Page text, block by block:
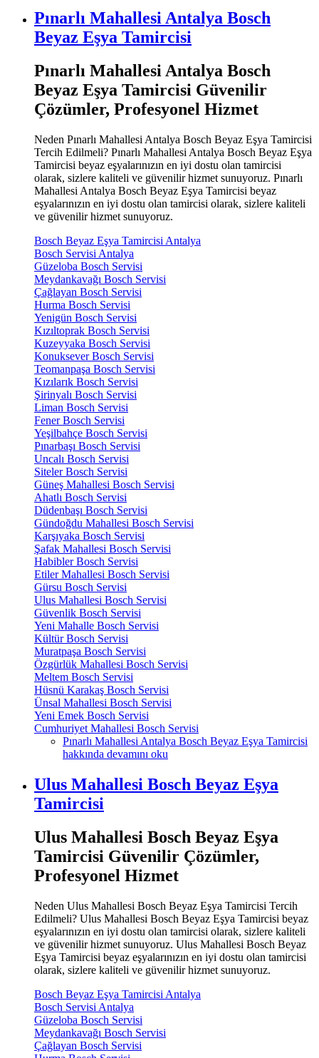
Pınarlı Mahallesi Antalya Bosch
Beyaz Eşya Tamircisi
Pınarlı Mahallesi Antalya Bosch
Beyaz Eşya Tamircisi Güvenilir
Çözümler, Profesyonel Hizmet
Neden Pınarlı Mahallesi Antalya Bosch Beyaz Eşya Tamircisi
Tercih Edilmeli? Pınarlı Mahallesi Antalya Bosch Beyaz Eşya
Tamircisi beyaz eşyalarınızın en iyi dostu olan tamircisi
olarak, sizlere kaliteli ve güvenilir hizmet sunuyoruz. Pınarlı
Mahallesi Antalya Bosch Beyaz Eşya Tamircisi beyaz
eşyalarınızın en iyi dostu olan tamircisi olarak, sizlere kaliteli
ve güvenilir hizmet sunuyoruz.
Bosch Beyaz Eşya Tamircisi Antalya
Bosch Servisi Antalya
Güzeloba Bosch Servisi
Meydankavağı Bosch Servisi
Çağlayan Bosch Servisi
Hurma Bosch Servisi
Yenigün Bosch Servisi
Kızıltoprak Bosch Servisi
Kuzeyyaka Bosch Servisi
Konuksever Bosch Servisi
Teomanpaşa Bosch Servisi
Kızılarık Bosch Servisi
Şirinyalı Bosch Servisi
Liman Bosch Servisi
Fener Bosch Servisi
Yeşilbahçe Bosch Servisi
Pınarbaşı Bosch Servisi
Uncalı Bosch Servisi
Siteler Bosch Servisi
Güneş Mahallesi Bosch Servisi
Ahatlı Bosch Servisi
Düdenbaşı Bosch Servisi
Gündoğdu Mahallesi Bosch Servisi
Karşıyaka Bosch Servisi
Şafak Mahallesi Bosch Servisi
Habibler Bosch Servisi
Etiler Mahallesi Bosch Servisi
Gürsu Bosch Servisi
Ulus Mahallesi Bosch Servisi
Güvenlik Bosch Servisi
Yeni Mahalle Bosch Servisi
Kültür Bosch Servisi
Muratpaşa Bosch Servisi
Özgürlük Mahallesi Bosch Servisi
Meltem Bosch Servisi
Hüsnü Karakaş Bosch Servisi
Ünsal Mahallesi Bosch Servisi
Yeni Emek Bosch Servisi
Cumhuriyet Mahallesi Bosch Servisi
Pınarlı Mahallesi Antalya Bosch Beyaz Eşya Tamircisi
hakkında devamını oku
Ulus Mahallesi Bosch Beyaz Eşya
Tamircisi
Ulus Mahallesi Bosch Beyaz Eşya
Tamircisi Güvenilir Çözümler,
Profesyonel Hizmet
Neden Ulus Mahallesi Bosch Beyaz Eşya Tamircisi Tercih
Edilmeli? Ulus Mahallesi Bosch Beyaz Eşya Tamircisi beyaz
eşyalarınızın en iyi dostu olan tamircisi olarak, sizlere kaliteli
ve güvenilir hizmet sunuyoruz. Ulus Mahallesi Bosch Beyaz
Eşya Tamircisi beyaz eşyalarınızın en iyi dostu olan tamircisi
olarak, sizlere kaliteli ve güvenilir hizmet sunuyoruz.
Bosch Beyaz Eşya Tamircisi Antalya
Bosch Servisi Antalya
Güzeloba Bosch Servisi
Meydankavağı Bosch Servisi
Çağlayan Bosch Servisi